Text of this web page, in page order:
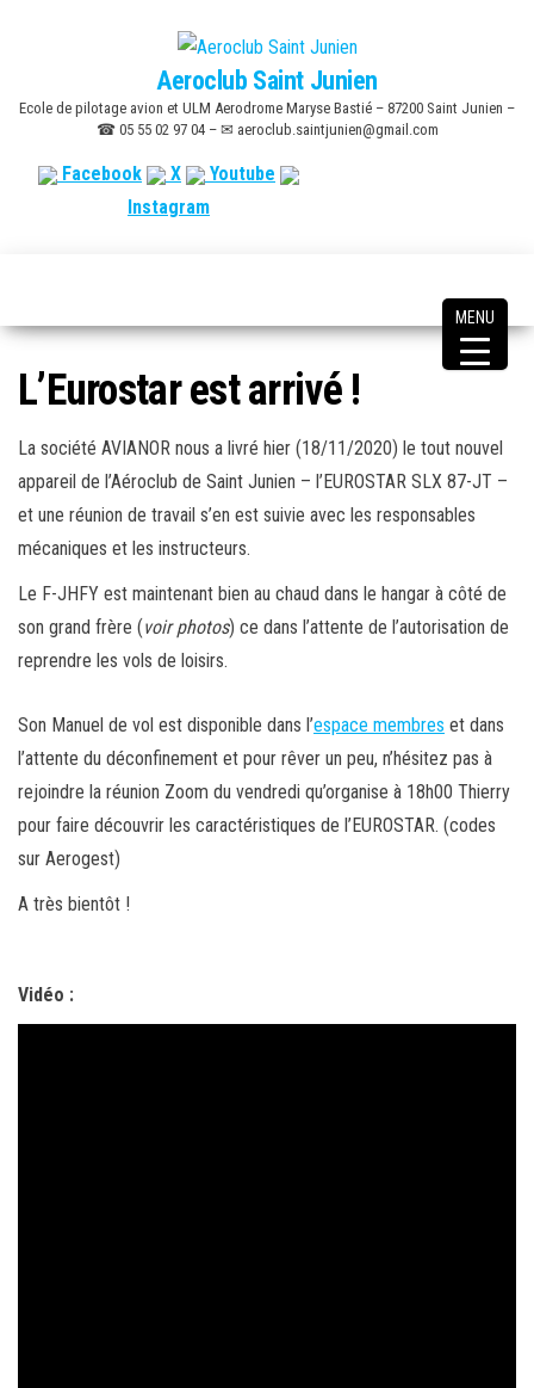
content
Aeroclub Saint Junien
Ecole de pilotage avion et ULM Aerodrome Maryse Bastié – 87200 Saint Junien –
☎ 05 55 02 97 04 – ✉ aeroclub.saintjunien@gmail.com
Facebook X
Youtube
Instagram
L’Eurostar est arrivé !
La société AVIANOR nous a livré hier (18/11/2020) le tout nouvel
appareil de l’Aéroclub de Saint Junien – l’EUROSTAR SLX 87-JT –
et une réunion de travail s’en est suivie avec les responsables
mécaniques et les instructeurs.
Le F-JHFY est maintenant bien au chaud dans le hangar à côté de
son grand frère (voir photos) ce dans l’attente de l’autorisation de
reprendre les vols de loisirs.
Son Manuel de vol est disponible dans l’espace membres et dans
l’attente du déconfinement et pour rêver un peu, n’hésitez pas à
rejoindre la réunion Zoom du vendredi qu’organise à 18h00 Thierry
pour faire découvrir les caractéristiques de l’EUROSTAR. (codes
sur Aerogest)
A très bientôt !
Vidéo :
MENU